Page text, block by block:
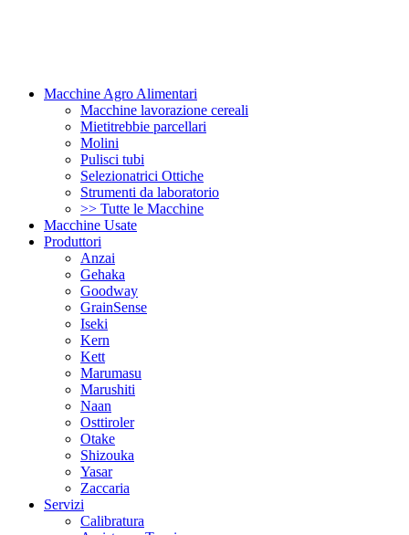
Macchine Agro Alimentari
Macchine lavorazione cereali
Mietitrebbie parcellari
Molini
Pulisci tubi
Selezionatrici Ottiche
Strumenti da laboratorio
>> Tutte le Macchine
Macchine Usate
Produttori
Anzai
Gehaka
Goodway
GrainSense
Iseki
Kern
Kett
Marumasu
Marushiti
Naan
Osttiroler
Otake
Shizouka
Yasar
Zaccaria
Servizi
Calibratura